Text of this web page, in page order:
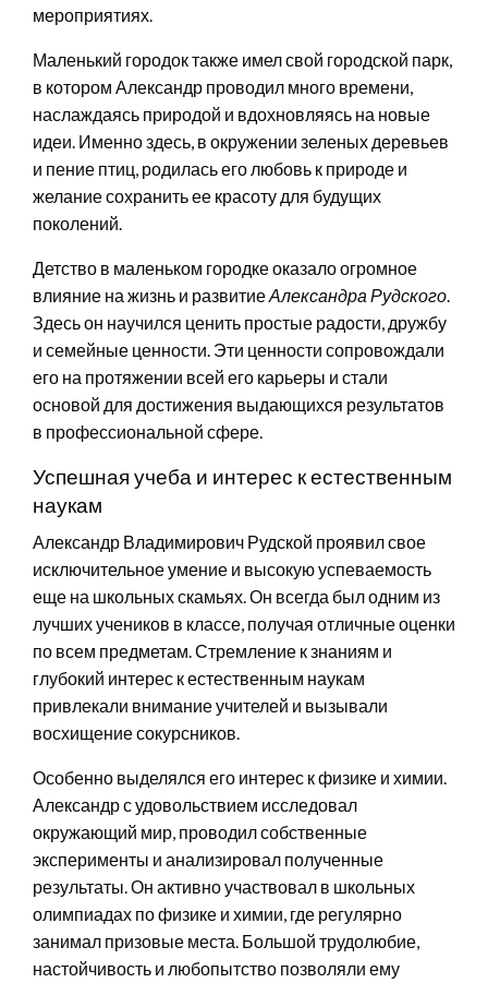
мероприятиях.
Маленький городок также имел свой городской парк,
в котором Александр проводил много времени,
наслаждаясь природой и вдохновляясь на новые
идеи. Именно здесь, в окружении зеленых деревьев
и пение птиц, родилась его любовь к природе и
желание сохранить ее красоту для будущих
поколений.
Детство в маленьком городке оказало огромное
влияние на жизнь и развитиеАлександра Рудского.
Здесь он научился ценить простые радости, дружбу
и семейные ценности. Эти ценности сопровождали
его на протяжении всей его карьеры и стали
основой для достижения выдающихся результатов
в профессиональной сфере.
Успешная учеба и интерес к естественным
наукам
Александр Владимирович Рудской проявил свое
исключительное умение и высокую успеваемость
еще на школьных скамьях. Он всегда был одним из
лучших учеников в классе, получая отличные оценки
по всем предметам. Стремление к знаниям и
глубокий интерес к естественным наукам
привлекали внимание учителей и вызывали
восхищение сокурсников.
Особенно выделялся его интерес к физике и химии.
Александр с удовольствием исследовал
окружающий мир, проводил собственные
эксперименты и анализировал полученные
результаты. Он активно участвовал в школьных
олимпиадах по физике и химии, где регулярно
занимал призовые места. Большой трудолюбие,
настойчивость и любопытство позволяли ему